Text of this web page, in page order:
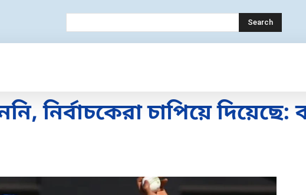
Search
নির্বাচকেরা চাপিয়ে